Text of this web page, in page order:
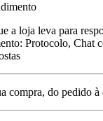
a loja leva para
Protocolo, Chat
compra, do pedido à